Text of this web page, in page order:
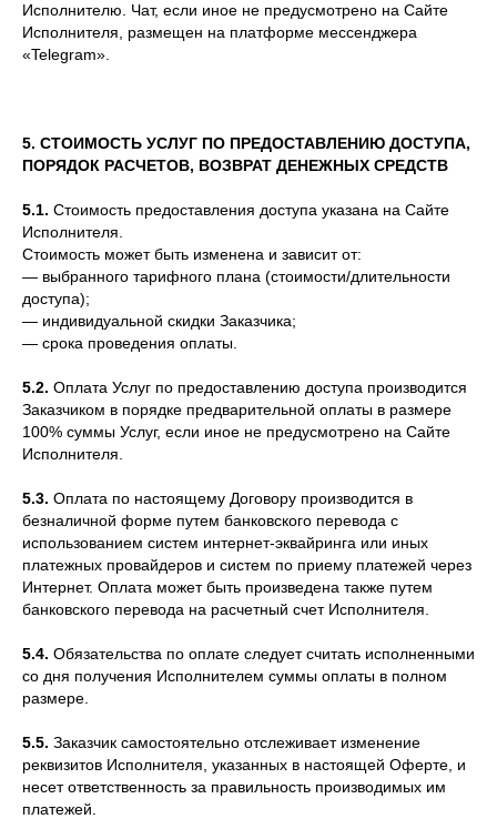
Исполнителю. Чат, если иное не предусмотрено на Сайте
Исполнителя, размещен на платформе мессенджера
«Telegram».
5. СТОИМОСТЬ УСЛУГ ПО ПРЕДОСТАВЛЕНИЮ ДОСТУПА,
ПОРЯДОК РАСЧЕТОВ, ВОЗВРАТ ДЕНЕЖНЫХ СРЕДСТВ
5.1. Стоимость предоставления доступа указана на Сайте
Исполнителя.
Стоимость может быть изменена и зависит от:
— выбранного тарифного плана (стоимости/длительности
доступа);
— индивидуальной скидки Заказчика;
— срока проведения оплаты.
5.2. Оплата Услуг по предоставлению доступа производится
Заказчиком в порядке предварительной оплаты в размере
100% суммы Услуг, если иное не предусмотрено на Сайте
Исполнителя.
5.3. Оплата по настоящему Договору производится в
безналичной форме путем банковского перевода с
использованием систем интернет-эквайринга или иных
платежных провайдеров и систем по приему платежей через
Интернет. Оплата может быть произведена также путем
банковского перевода на расчетный счет Исполнителя.
5.4. Обязательства по оплате следует считать исполненными
со дня получения Исполнителем суммы оплаты в полном
размере.
5.5. Заказчик самостоятельно отслеживает изменение
реквизитов Исполнителя, указанных в настоящей Оферте, и
несет ответственность за правильность производимых им
платежей.